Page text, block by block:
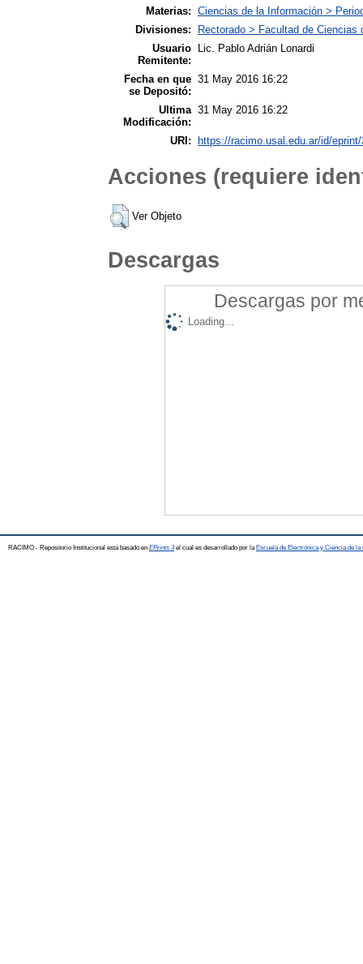
Materias: Ciencias de la Información >
Divisiones:
Rectorado > Facultad de
Usuario
Remitente:
Lic. Pablo Adrián Lonardi
Fecha en que
se Depositó:
31 May 2016 16:22
Ultima
Modificación:
31 May 2016 16:22
URI: https://racimo.usal.edu.ar/id/eprint/
Acciones (requiere
Ver Objeto
Descargas
Descargas por
Loading...
RACIMO - Repositorio Institucional está basado en EPrints 3el cual es desarrollado por la Escuela de Electrónica y Ciencia de la